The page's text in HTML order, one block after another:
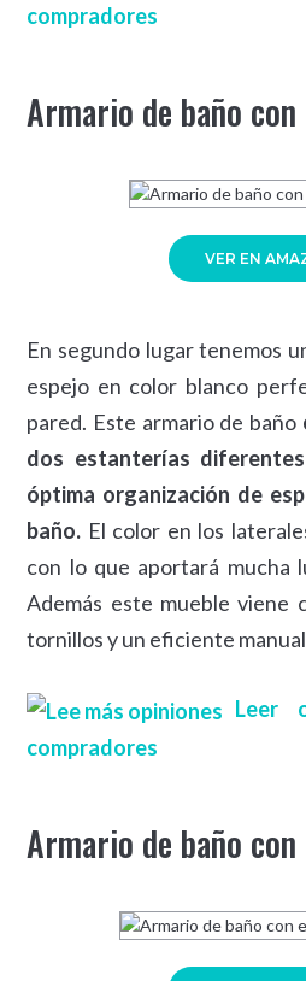
compradores
Armario de baño
VER EN
En segundo lugar tenemos
espejo en color blanco
pared. Este armario de baño
dos estanterías
óptima organización de
baño. El color en los
con lo que aportará mucha
Además este mueble viene
tornillos y un eficiente
Leer
compradores
Armario de baño